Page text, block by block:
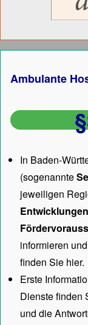
Ambulante
In Baden-
(sogenannte
jeweiligen
informieren
finden Sie hier.
Erste
Dienste finden
und die